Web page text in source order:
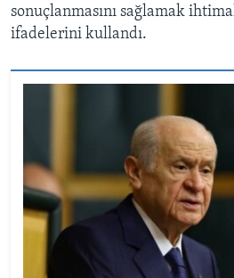
sonuçlanmasını sağlamak
ifadelerini kullandı.